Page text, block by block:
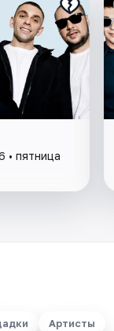
• пятница
Артисты